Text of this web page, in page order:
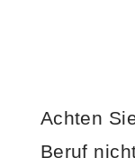
Achten
Beruf